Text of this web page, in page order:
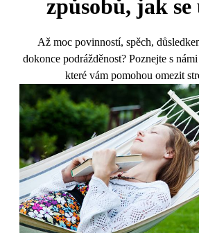
způsobů, jak
Až moc povinností, spěch,
dokonce podrážděnost? Poznejte s
které vám pomohou omezit